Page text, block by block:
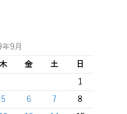
9月
金 土
日
1
5 6 7
8